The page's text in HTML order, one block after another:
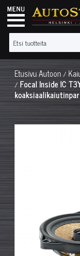
EtusivuAutoon/
/Focal Inside IC